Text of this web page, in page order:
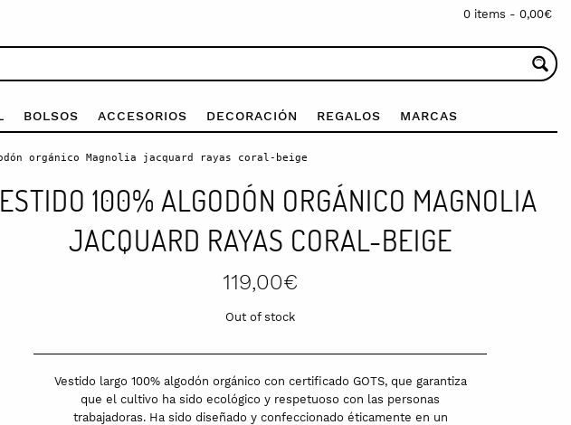
0 items - 0,00€
BOLSOS ACCESORIOS DECORACIÓN REGALOS MARCAS
orgánico Magnolia jacquard rayas coral-beige
100% ALGODÓN ORGÁNICO MAGNOLIA
JACQUARD RAYAS CORAL-BEIGE
119,00€
Out of stock
Vestido largo 100% algodón orgánico con certificado GOTS, que garantiza
que el cultivo ha sido ecológico y respetuoso con las personas
trabajadoras. Ha sido diseñado y confeccionado éticamente en un